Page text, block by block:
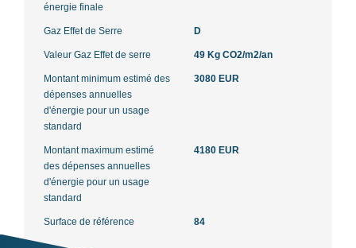
énergie finale
Gaz Effet de Serre D
Valeur Gaz Effet de serre 49 Kg CO2/m2/an
Montant minimum estimé des
dépenses annuelles
d'énergie pour un usage
standard
3080 EUR
Montant maximum estimé
des dépenses annuelles
d'énergie pour un usage
standard
4180 EUR
Surface de référence 84